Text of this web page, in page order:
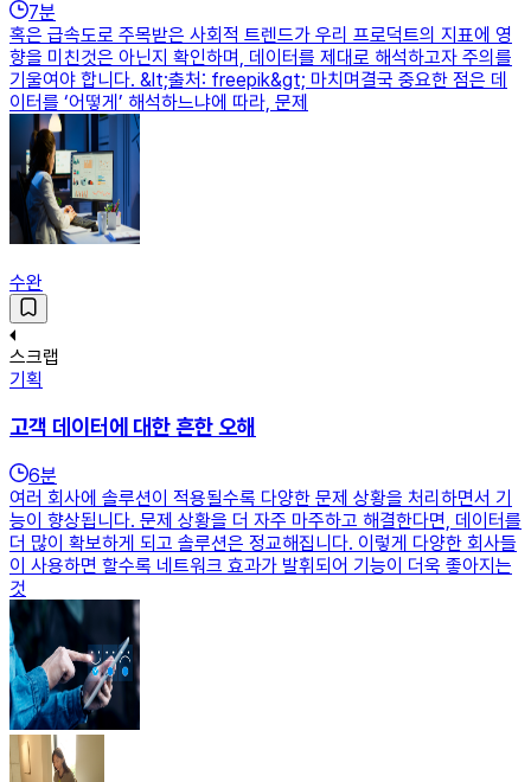
7분
혹은 급속도로 주목받은 사회적 트렌드가 우리 프로덕트의 지표에 영
향을 미친것은 아닌지 확인하며, 데이터를 제대로 해석하고자 주의를
기울여야 합니다. &lt;출처: freepik&gt; 마치며결국 중요한 점은 데
이터를 ‘어떻게’ 해석하느냐에 따라, 문제
수완
스크랩
기획
고객 데이터에 대한 흔한 오해
6분
여러 회사에 솔루션이 적용될수록 다양한 문제 상황을 처리하면서 기
능이 향상됩니다. 문제 상황을 더 자주 마주하고 해결한다면, 데이터를
더 많이 확보하게 되고 솔루션은 정교해집니다. 이렇게 다양한 회사들
이 사용하면 할수록 네트워크 효과가 발휘되어 기능이 더욱 좋아지는
것